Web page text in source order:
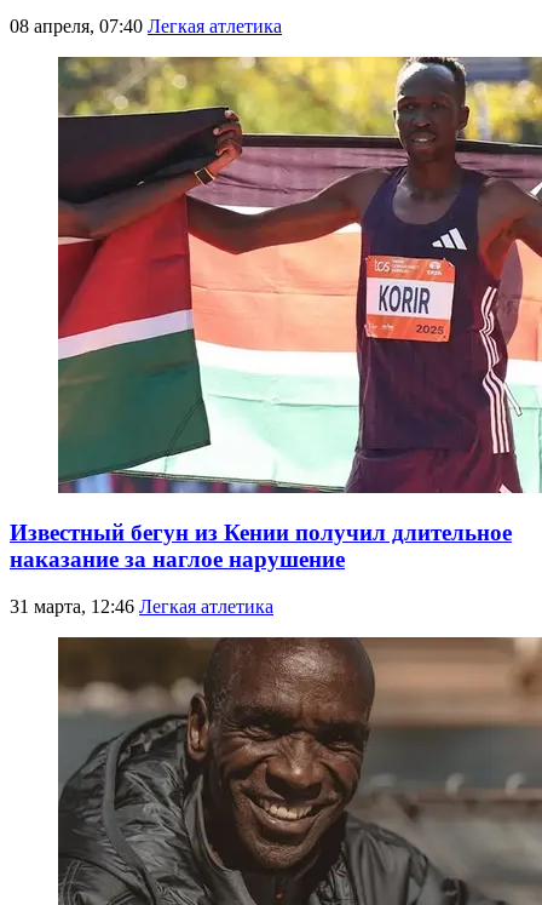
08 апреля, 07:40 Легкая атлетика
Известный бегун из Кении получил длительное
наказание за наглое нарушение
31 марта, 12:46 Легкая атлетика